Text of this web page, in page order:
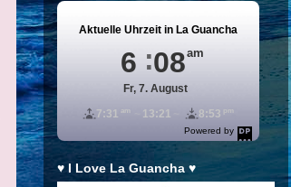
Powered by
DaysPedia.c
om
Aktuelle Uhrzeit in La Guancha
6 08am
Fr, 7. August
7:31
am 13:21 8:53 pm
♥ I Love La Guancha ♥